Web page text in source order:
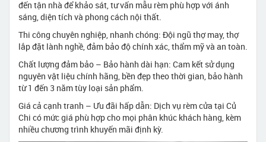
đến tận nhà để khảo sát, tư vấn mẫu rèm phù hợp với ánh
sáng, diện tích và phong cách nội thất.
Thi công chuyên nghiệp, nhanh chóng: Đội ngũ thợ may, thợ
lắp đặt lành nghề, đảm bảo độ chính xác, thẩm mỹ và an toàn.
Chất lượng đảm bảo – Bảo hành dài hạn: Cam kết sử dụng
nguyên vật liệu chính hãng, bền đẹp theo thời gian, bảo hành
từ 1 đến 3 năm tùy loại sản phẩm.
Giá cả cạnh tranh – Ưu đãi hấp dẫn: Dịch vụ rèm cửa tại Củ
Chi có mức giá phù hợp cho mọi phân khúc khách hàng, kèm
nhiều chương trình khuyến mãi định kỳ.